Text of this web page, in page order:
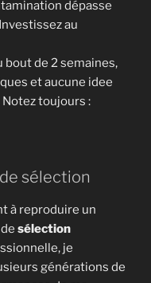
dépasse
au
bout de 2 semaines,
et aucune idee
toujours :
sélection
à reproduire un
sélection
je
générations de